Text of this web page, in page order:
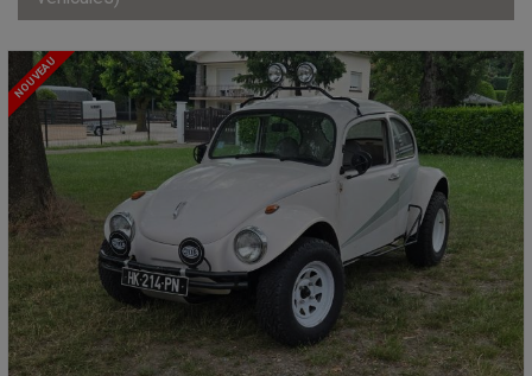
NOUVEAU